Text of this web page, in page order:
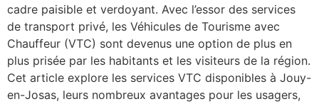
cadre paisible et verdoyant. Avec l’essor des services
de transport privé, les Véhicules de Tourisme avec
Chauffeur (VTC) sont devenus une option de plus en
plus prisée par les habitants et les visiteurs de la région.
Cet article explore les services VTC disponibles à Jouy-
en-Josas, leurs nombreux avantages pour les usagers,